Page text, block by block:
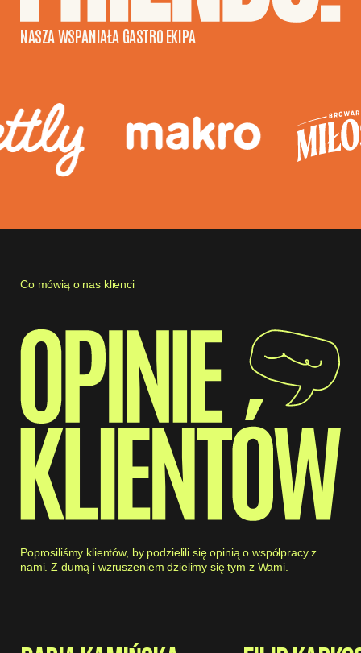
NASZA WSPANIAŁA GASTRO EKIPA
Co mówią o nas klienci
Poprosiliśmy klientów, by podzielili się opinią o współpracy z
nami. Z dumą i wzruszeniem dzielimy się tym z Wami.